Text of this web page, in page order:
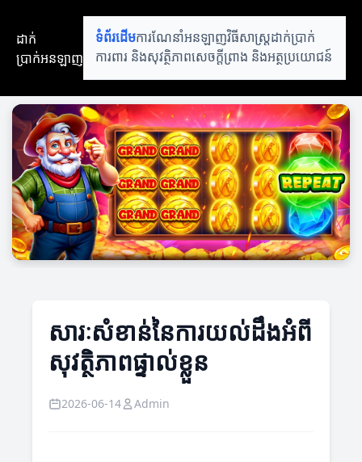
ដាក់
ប្រាក់អនឡាញ
ទំព័រដើមការណែនាំអនឡាញវិធីសាស្ត្រដាក់ប្រាក់
ការពារ និងសុវត្ថិភាពសេចក្តីព្រាង និងអត្ថប្រយោជន៍
សារៈសំខាន់នៃការយល់ដឹងអំពី
សុវត្ថិភាពផ្ទាល់ខ្លួន
2026-06-14 Admin